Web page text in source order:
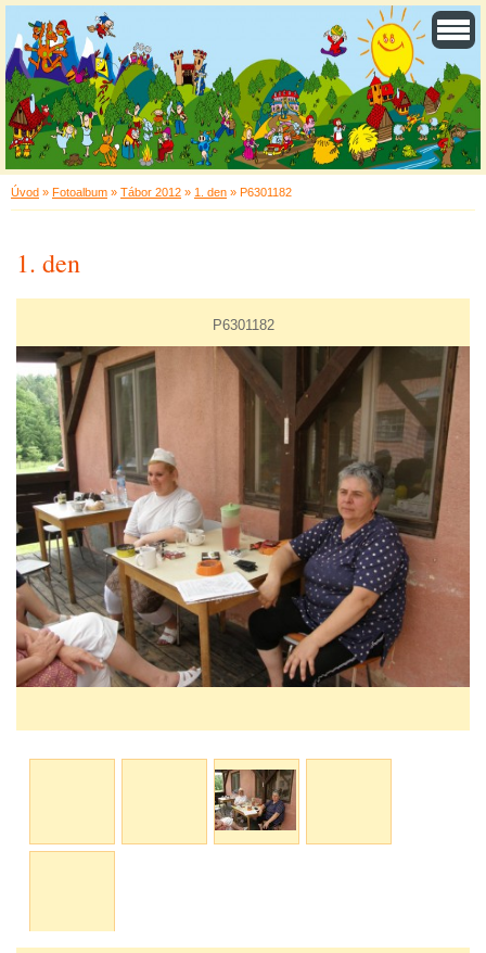
Úvod » Fotoalbum » Tábor 2012 » 1. den » P6301182
1. den
P6301182